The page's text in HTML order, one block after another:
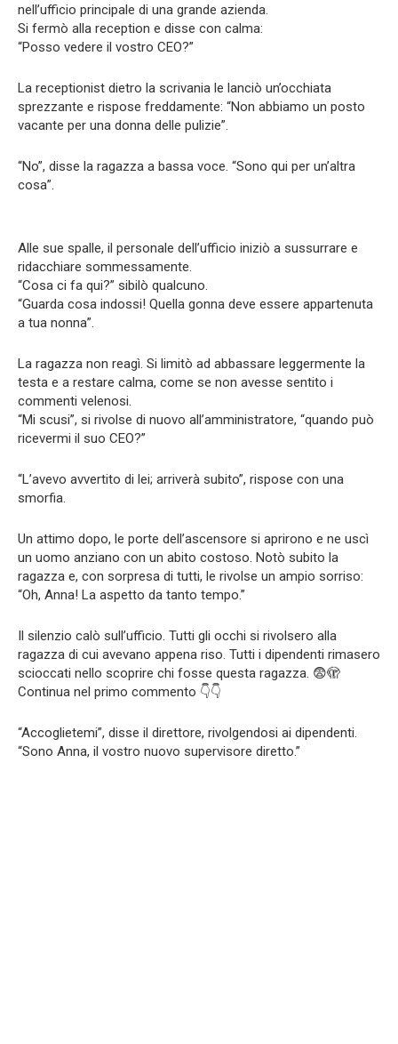
nell’ufficio principale di una grande azienda.
Si fermò alla reception e disse con calma:
“Posso vedere il vostro CEO?”
La receptionist dietro la scrivania le lanciò un’occhiata
sprezzante e rispose freddamente: “Non abbiamo un posto
vacante per una donna delle pulizie”.
“No”, disse la ragazza a bassa voce. “Sono qui per un’altra
cosa”.
Alle sue spalle, il personale dell’ufficio iniziò a sussurrare e
ridacchiare sommessamente.
“Cosa ci fa qui?” sibilò qualcuno.
“Guarda cosa indossi! Quella gonna deve essere appartenuta
a tua nonna”.
La ragazza non reagì. Si limitò ad abbassare leggermente la
testa e a restare calma, come se non avesse sentito i
commenti velenosi.
“Mi scusi”, si rivolse di nuovo all’amministratore, “quando può
ricevermi il suo CEO?”
“L’avevo avvertito di lei; arriverà subito”, rispose con una
smorfia.
Un attimo dopo, le porte dell’ascensore si aprirono e ne uscì
un uomo anziano con un abito costoso. Notò subito la
ragazza e, con sorpresa di tutti, le rivolse un ampio sorriso:
“Oh, Anna! La aspetto da tanto tempo.”
Il silenzio calò sull’ufficio. Tutti gli occhi si rivolsero alla
ragazza di cui avevano appena riso. Tutti i dipendenti rimasero
scioccati nello scoprire chi fosse questa ragazza. 😨🫣
Continua nel primo commento 👇👇
“Accoglietemi”, disse il direttore, rivolgendosi ai dipendenti.
“Sono Anna, il vostro nuovo supervisore diretto.”